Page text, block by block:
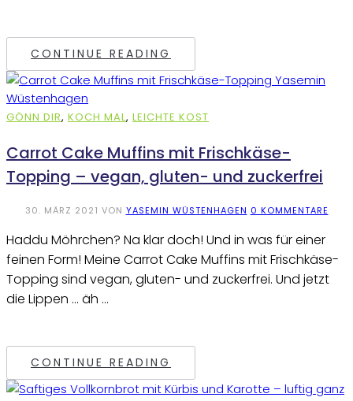
CONTINUE READING
GÖNN DIR, KOCH MAL, LEICHTE KOST
Carrot Cake Muffins mit Frischkäse-
Topping – vegan, gluten- und zuckerfrei
30. MÄRZ 2021 VON YASEMIN WÜSTENHAGEN 0 KOMMENTARE
Haddu Möhrchen? Na klar doch! Und in was für einer
feinen Form! Meine Carrot Cake Muffins mit Frischkäse-
Topping sind vegan, gluten- und zuckerfrei. Und jetzt
die Lippen … äh …
CONTINUE READING